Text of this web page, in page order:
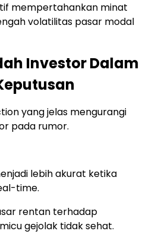
mempertahankan minat
volatilitas pasar modal
Investor Dalam
yang jelas mengurangi
pada rumor.
lebih akurat ketika
time.
rentan terhadap
gejolak tidak sehat.